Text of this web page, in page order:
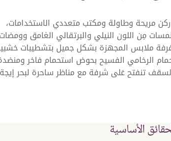
ركن مريحة وطاولة ومكتب متعددي الاستخدامات،
مِن اللون النيلي والبرتقالي الغامق
ملابس المجهزة بشكل جميل بتشطيبات
الرخامي الفسيح بحوض استحمام فاخر
تنفتح عَلى شرفة مع مناظر ساحرة لبحر
الأساسية